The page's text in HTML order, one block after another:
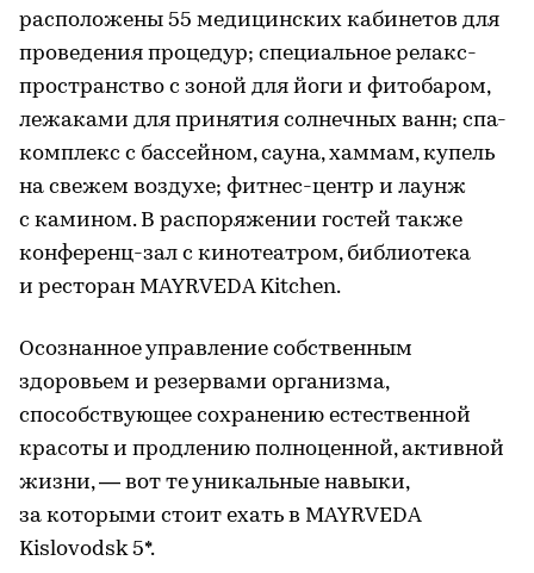
расположены 55 медицинских кабинетов для
проведения процедур; специальное релакс-
пространство с зоной для йоги и фитобаром,
лежаками для принятия солнечных ванн; спа-
комплекс с бассейном, сауна, хаммам, купель
на свежем воздухе; фитнес-центр и лаунж
с камином. В распоряжении гостей также
конференц-зал с кинотеатром, библиотека
и ресторан MAYRVEDA Kitchen.
Осознанное управление собственным
здоровьем и резервами организма,
способствующее сохранению естественной
красоты и продлению полноценной, активной
жизни, — вот те уникальные навыки,
за которыми стоит ехать в MAYRVEDA
Kislovodsk 5*.